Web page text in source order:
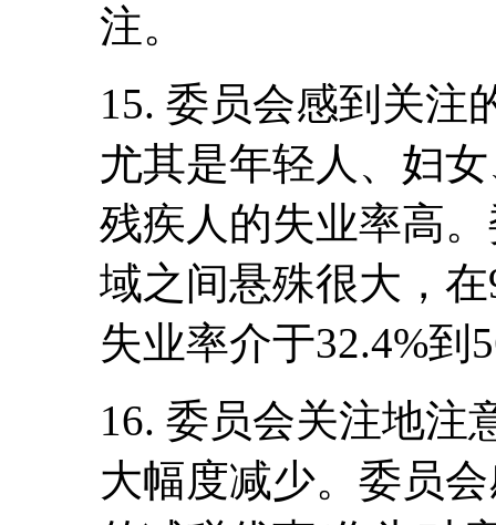
注。
15. 委员会感到关注
尤其是年轻人、妇
残疾人的失业率高
域之间悬殊很大，
失业率介于32.4%到
16. 委员会关注地注
大幅度减少。委员